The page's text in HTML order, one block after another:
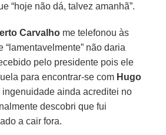
“hoje não dá, talvez amanhã”.
Carvalho me telefonou às
“lamentavelmente” não daria
pelo presidente pois ele
para encontrar-se com Hugo
ingenuidade ainda acreditei no
descobri que fui
a cair fora.